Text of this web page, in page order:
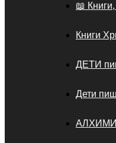
📖
Книги
ДЕТИ
Дети